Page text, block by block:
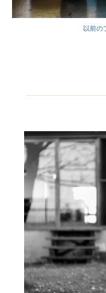
以前の